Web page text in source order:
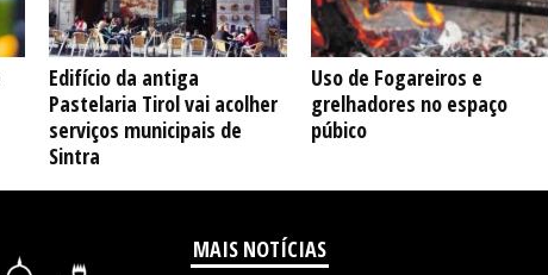
Edifício da antiga
Pastelaria Tirol vai acolher
serviços municipais de
Sintra
Uso de Fogareiros e
grelhadores no espaço
púbico
MAIS NOTÍCIAS